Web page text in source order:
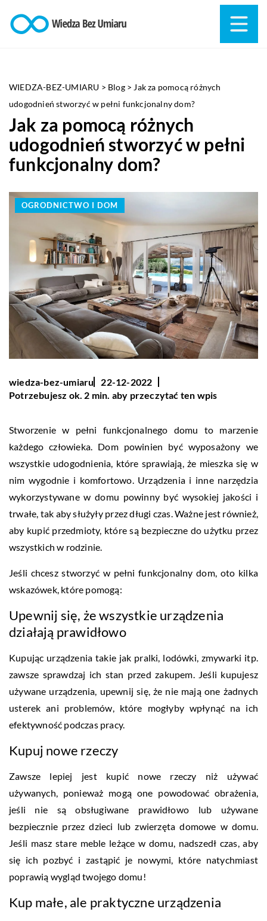
WIEDZA-BEZ-UMIARU > Blog> Jak za pomocą różnych
udogodnień stworzyć w pełni funkcjonalny dom?
Jak za pomocą różnych
udogodnień stworzyć w pełni
funkcjonalny dom?
OGRODNICTWO I DOM
wiedza-bez-umiaru
22-12-2022
Potrzebujesz ok. 2 min. aby przeczytać ten wpis
Stworzenie w pełni funkcjonalnego domu to marzenie
każdego człowieka. Dom powinien być wyposażony we
wszystkie udogodnienia, które sprawiają, że mieszka się w
nim wygodnie i komfortowo. Urządzenia i inne narzędzia
wykorzystywane w domu powinny być wysokiej jakości i
trwałe, tak aby służyły przez długi czas. Ważne jest również,
aby kupić przedmioty, które są bezpieczne do użytku przez
wszystkich w rodzinie.
Jeśli chcesz stworzyć w pełni funkcjonalny dom, oto kilka
wskazówek, które pomogą:
Upewnij się, że wszystkie urządzenia
działają prawidłowo
Kupując urządzenia takie jak pralki, lodówki, zmywarki itp.
zawsze sprawdzaj ich stan przed zakupem. Jeśli kupujesz
używane urządzenia, upewnij się, że nie mają one żadnych
usterek ani problemów, które mogłyby wpłynąć na ich
efektywność podczas pracy.
Kupuj nowe rzeczy
Zawsze lepiej jest kupić nowe rzeczy niż używać
używanych, ponieważ mogą one powodować obrażenia,
jeśli nie są obsługiwane prawidłowo lub używane
bezpiecznie przez dzieci lub zwierzęta domowe w domu.
Jeśli masz stare meble leżące w domu, nadszedł czas, aby
się ich pozbyć i zastąpić je nowymi, które natychmiast
poprawią wygląd twojego domu!
Kup małe, ale praktyczne urządzenia